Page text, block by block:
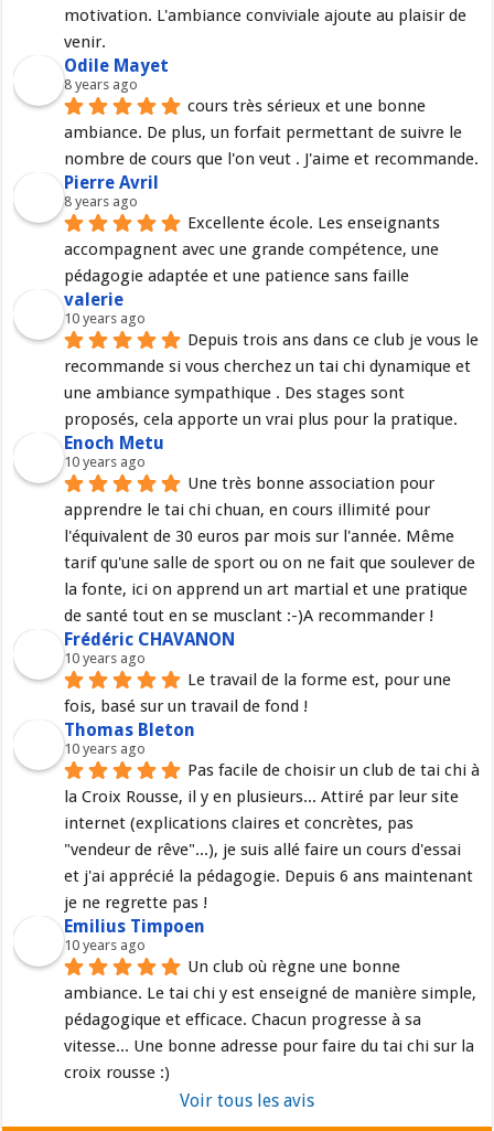
motivation. L'ambiance conviviale ajoute au plaisir de
venir.
Odile Mayet
8 years ago
cours très sérieux et une bonne
ambiance. De plus, un forfait permettant de suivre le
nombre de cours que l'on veut . J'aime et recommande.
Pierre Avril
8 years ago
Excellente école. Les enseignants
accompagnent avec une grande compétence, une
pédagogie adaptée et une patience sans faille
valerie
10 years ago
Depuis trois ans dans ce club je vous le
recommande si vous cherchez un tai chi dynamique et
une ambiance sympathique . Des stages sont
proposés, cela apporte un vrai plus pour la pratique.
Enoch Metu
10 years ago
Une très bonne association pour
apprendre le tai chi chuan, en cours illimité pour
l'équivalent de 30 euros par mois sur l'année. Même
tarif qu'une salle de sport ou on ne fait que soulever de
la fonte, ici on apprend un art martial et une pratique
de santé tout en se musclant :-)A recommander !
Frédéric CHAVANON
10 years ago
Le travail de la forme est, pour une
fois, basé sur un travail de fond !
Thomas Bleton
10 years ago
Pas facile de choisir un club de tai chi à
la Croix Rousse, il y en plusieurs... Attiré par leur site
internet (explications claires et concrètes, pas
"vendeur de rêve"...), je suis allé faire un cours d'essai
et j'ai apprécié la pédagogie. Depuis 6 ans maintenant
je ne regrette pas !
Emilius Timpoen
10 years ago
Un club où règne une bonne
ambiance. Le tai chi y est enseigné de manière simple,
pédagogique et efficace. Chacun progresse à sa
vitesse... Une bonne adresse pour faire du tai chi sur la
croix rousse :)
Voir tous les avis